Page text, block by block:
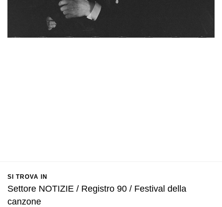
SI TROVA IN
Settore NOTIZIE / Registro 90 / Festival della
canzone